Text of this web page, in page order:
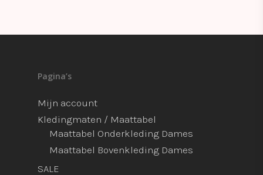
Pagina’s
Mijn account
Kledingmaten / Maattabel
Maattabel Onderkleding Dames
Maattabel Bovenkleding Dames
SALE